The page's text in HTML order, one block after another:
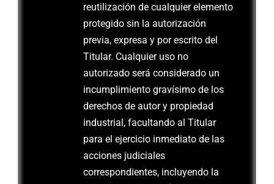
reutilización de cualquier elemento
protegido sin la autorización
previa, expresa y por escrito del
Titular. Cualquier uso no
autorizado será considerado un
incumplimiento gravísimo de los
derechos de autor y propiedad
industrial, facultando al Titular
para el ejercicio inmediato de las
acciones judiciales
correspondientes, incluyendo la